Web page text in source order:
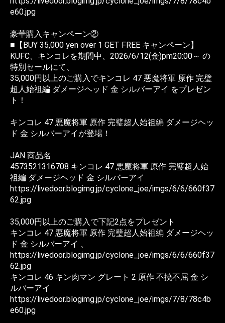
e60.jpg
豪華購入キャンペーン②
■【BUY 35,000 yen over 1 GET FREE キャンペーン】
KUFC、キンコレを期間中、2026/6/12(金)pm20:00～ の
特別セールにて、
35,000円以上のご購入でキンコレ 47 悪魔将軍 原作 完璧
超人始祖編 ダメージヘッド 金 シルバーアイ をプレゼン
ト！
キンコレ 47 悪魔将軍 原作 完璧超人始祖編 ダメージヘッ
ド 金 シルバーアイが登場！
JAN 商品名
4573521316708 キンコレ 47 悪魔将軍 原作 完璧超人始
祖編 ダメージヘッド 金 シルバーアイ
https://livedoor.blogimg.jp/cyclone_joe/imgs/6/6/660f37
62.jpg
35,000円以上のご購入で下記2点をプレゼント
キンコレ 47 悪魔将軍 原作 完璧超人始祖編 ダメージヘッ
ド 金 シルバーアイ 、
https://livedoor.blogimg.jp/cyclone_joe/imgs/6/6/660f37
62.jpg
キンコレ 46 キン肉マン グレート 2 原作 不撓不屈 金 シ
ルバーアイ
https://livedoor.blogimg.jp/cyclone_joe/imgs/7/8/78c4b
e60.jpg